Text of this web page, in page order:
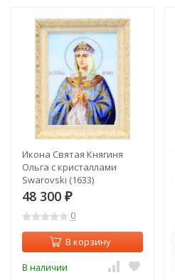
Икона Святая Княгиня
Ольга с кристаллами
Swarovski (1633)
48 300 ₽
0
В корзину
В наличии